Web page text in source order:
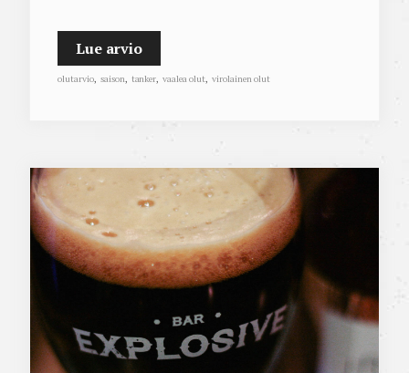
Lue arvio
olutarvio, saison tanker vaalea olut virolainen olut